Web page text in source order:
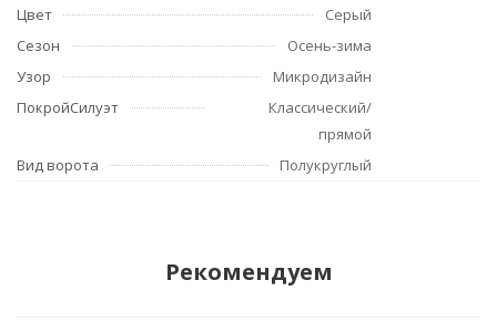
Цвет
Серый
Сезон
Осень-зима
Узор
Микродизайн
ПокройСилуэт
Классический/
прямой
Вид ворота
Полукруглый
Рекомендуем